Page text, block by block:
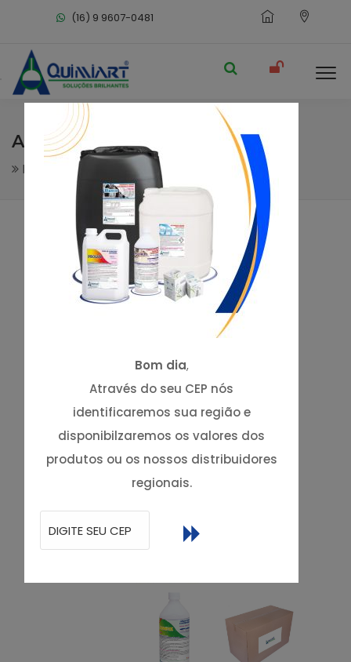
(16) 9 9607-0481
AROMFIX
Desinfetantes - Sanitizantes Desinfetantes
Bom dia,
Através do seu CEP nós
identificaremos sua região e
disponibilzaremos os valores dos
produtos ou os nossos distribuidores
regionais.